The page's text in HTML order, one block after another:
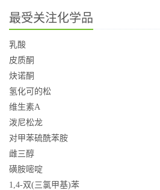
最受关注化学品
乳酸
皮质酮
炔诺酮
氢化可的松
维生素A
泼尼松龙
对甲苯硫酰苯胺
雌三醇
磺胺嘧啶
1,4-双(三氯甲基)苯